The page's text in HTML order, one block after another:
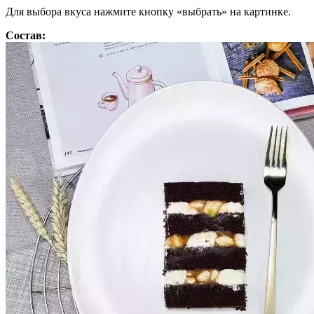
Для выбора вкуса нажмите кнопку «выбрать» на картинке.
Состав: